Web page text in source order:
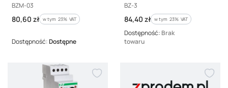
Kod producenta
BZM-03
Cena brutto
80,60 zł w tym %s VAT
w tym 23% VAT
Dostępność:Dostępne
Kod producenta
BZ-3
Cena brutto
84,40 zł w tym %s VAT
w tym 23% VAT
Dostępność: Brak
towaru